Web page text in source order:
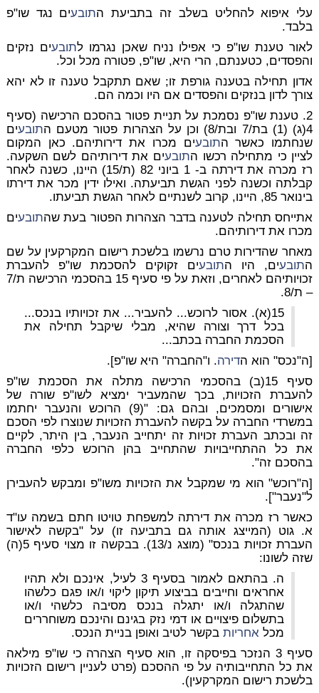
עלי איפוא להחליט בשלב זה בתביעת התובעים נגד שו"פ
בלבד.
לאור טענת שו"פ כי אפילו נניח שאכן נגרמו לתובעים נזקים
והפסדים, כטענתם, הרי היא, שו"פ, פטורה מכל וכל.
אדון תחילה בטענה גורפת זו; שאם תתקבל טענה זו לא יהא
צורך לדון בנזקים והפסדים אם היו וכמה הם.
2. טענת שו"פ נסמכת על תניית פטור בהסכם הרכישה (סעיף
4(ג) (1) בת/7 ובת/8) וכן על הצהרות פטור מטעם ה
תובעים
שנחתמו כאשר התובעים מכרו את דירותיהם. כאן המקום
לציין כי מתחילה רכשו התובעים את דירותיהם לשם השקעה.
רז מכרה את דירתה ב- 1 ביוני 82 (ת/15) היינו, כשנה לאחר
קבלתה וכשנה לפני הגשת תביעתה. ואילו ידין מכר את דירתו
בינואר 85, היינו, קרוב לשנתיים לאחר הגשת תביעתו.
אתייחס תחילה לטענה בדבר הצהרות הפטור בעת שהתובעים
מכרו את דירותיהם.
מאחר שהדירות טרם נרשמו בלשכת רישום המקרקעין על שם
התובעים, היו התובעים זקוקים להסכמת שו"פ להעברת
זכויותיהם לאחרים, וזאת על פי סעיף 15 בהסכמי הרכישה ת/7
– ת/8.
15(א). אסור לרוכש... להעביר... את זכויותיו בנכס...
בכל דרך וצורה שהיא, מבלי שיקבל תחילה את
הסכמת החברה בכתב...
[ה"נכס" הוא הדירה. ו"החברה" היא שו"פ].
סעיף 15(ב) בהסכמי הרכישה מתלה את הסכמת שו"פ
להעברת הזכויות, בכך שהמעביר ימציא לשו"פ שורה של
אישורים ומסמכים, ובהם גם: "(9) הרוכש והנעבר יחתמו
במשרדי החברה על בקשה להעברת הזכויות שנוצרו לפי הסכם
זה ובכתב העברת זכויות זה יתחייב הנעבר, בין היתר, לקיים
את כל ההתחייבויות שהתחייב בהן הרוכש כלפי החברה
בהסכם זה".
[ה"רוכש" הוא מי שמקבל את הזכויות משו"פ ומבקש להעבירן
ל"נעבר"].
כאשר רז מכרה את דירתה למשפחת טויטו חתם בשמה עו"ד
א. גוט (המייצג אותה גם בתביעה זו) על "בקשה לאישור
העברת זכויות בנכס" (מוצג נ/13). בבקשה זו מצוי סעיף 5(ה)
שזה לשונו:
ה. בהתאם לאמור בסעיף 3 לעיל, אינכם ולא תהיו
אחראים וחייבים בביצוע תיקון ליקוי ו/או פגם כלשהו
שהתגלה ו/או יתגלה בנכס מסיבה כלשהי ו/או
בתשלום פיצויים או דמי נזק בגינם והינכם משוחררים
מכל אחריותבקשר לטיב ואופן בניית הנכס.
סעיף 3 הנזכר בפיסקה זו, הוא סעיף הצהרה כי שו"פ מילאה
את כל התחייבותיה על פי ההסכם (פרט לעניין רישום הזכויות
בלשכת רישום המקרקעין).